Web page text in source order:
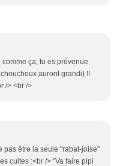
comme ça, tu es prévenue
auront grandi) !!
/> <br />
pas être la seule "rabat-joise"
cultes :<br /> "Va faire pipi